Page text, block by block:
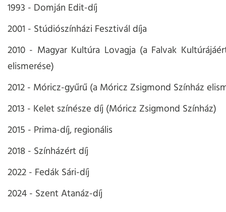
1993 - Domján Edit-díj
2001 - Stúdiószínházi Fesztivál díja
2010 - Magyar Kultúra Lovagja (a Falvak
elismerése)
2012 - Móricz-gyűrű (a Móricz Zsigmond Színház
2013 - Kelet színésze díj (Móricz Zsigmond Színház)
2015 - Prima-díj, regionális
2018 - Színházért díj
2022 - Fedák Sári-díj
2024 - Szent Atanáz-díj